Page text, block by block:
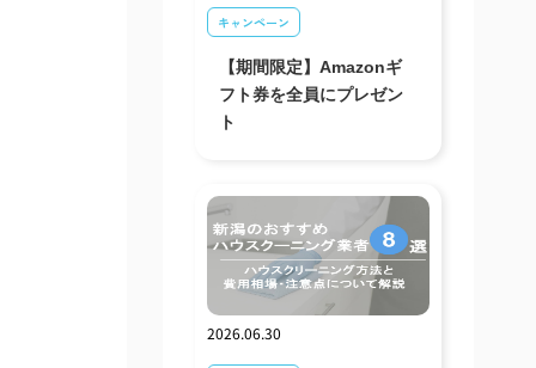
キャンペーン
【期間限定】Amazonギ
フト券を全員にプレゼン
ト
2026.06.30